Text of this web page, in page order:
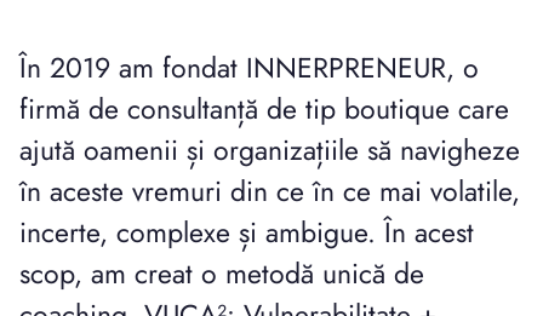
În 2019 am fondat INNERPRENEUR, o
firmă de consultanță de tip boutique care
ajută oamenii și organizațiile să navigheze
în aceste vremuri din ce în ce mai volatile,
incerte, complexe și ambigue. În acest
scop, am creat o metodă unică de